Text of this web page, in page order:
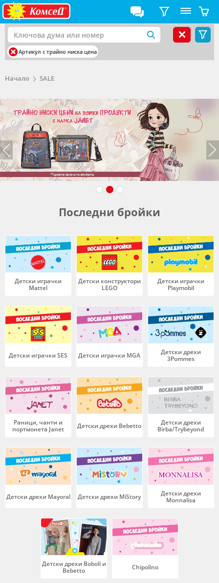
Артикул с трайно ниска цена
Начало SALE
Последни бройки
Детски играчки
Mattel
Детски конструктори
LEGO
Детски играчки
Playmobil
Детски играчки SES Детски играчки MGA
Детски дрехи
3Pommes
Раници, чанти и
портмонета Janet
Детски дрехи Bebetto
Детски дрехи
Birba/Trybeyond
Детски дрехи Mayoral Детски дрехи MiStory
Детски дрехи
Monnalisa
Детски дрехи Boboli и
Bebetto
Chipolino